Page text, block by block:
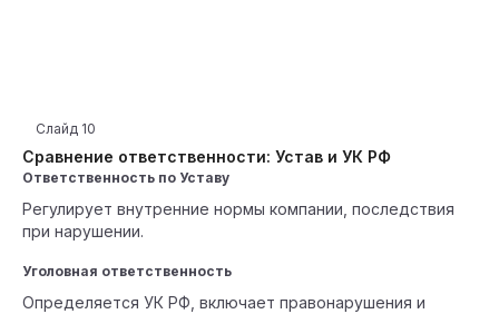
Сравнение ответственности: Устав и УК РФ
Слайд 10
Ответственность по Уставу
Регулирует внутренние нормы компании, последствия
при нарушении.
Уголовная ответственность
Определяется УК РФ, включает правонарушения и